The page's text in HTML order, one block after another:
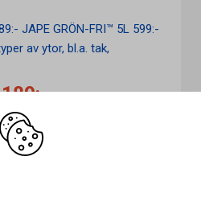
JAPE GRÖN-FRI™ 5L 599:-
av ytor, bl.a. tak,
189:-